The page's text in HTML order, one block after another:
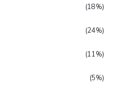
(18%)
(24%)
(11%)
(5%)